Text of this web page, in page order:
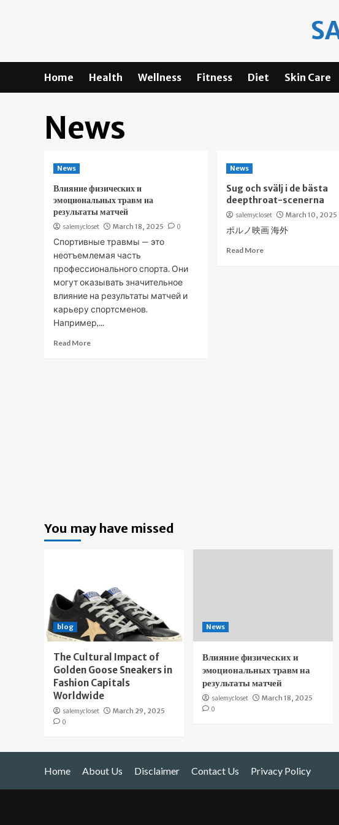
Home Health Wellness Fitness Diet Skin Care
News
News
Влияние физических и
эмоциональных травм на
результаты матчей
salemycloset March 18, 2025 0
Спортивные травмы — это
неотъемлемая часть
профессионального спорта. Они
могут оказывать значительное
влияние на результаты матчей и
карьеру спортсменов.
Например,...
Read More
News
Sug och svälj i de bästa
deepthroat-scenerna
salemycloset March 10, 2025
ポルノ映画 海外
Read More
You may have missed
blog
The Cultural Impact of
Golden Goose Sneakers in
Fashion Capitals
Worldwide
salemycloset
March 29, 2025
0
News
Влияние физических и
эмоциональных травм на
результаты матчей
salemycloset
March 18, 2025
0
Home About Us Disclaimer Contact Us Privacy Policy